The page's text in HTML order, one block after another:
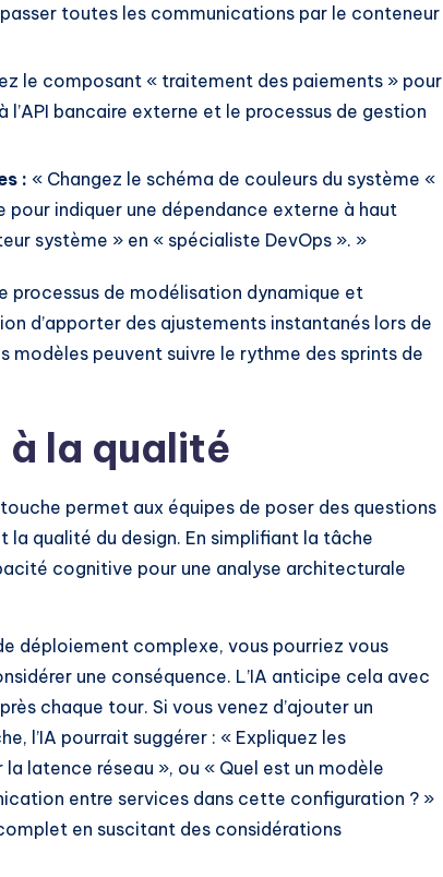
toutes les communications par le conteneur
le composant « traitement des paiements » pour
l’API bancaire externe et le processus de gestion
: « Changez le schéma de couleurs du système «
indiquer une dépendance externe à haut
système » en « spécialiste DevOps ». »
de modélisation dynamique et
d’apporter des ajustements instantanés lors de
modèles peuvent suivre le rythme des sprints de
la qualité
permet aux équipes de poser des questions
la qualité du design. En simplifiant la tâche
cognitive pour une analyse architecturale
déploiement complexe, vous pourriez vous
une conséquence. L’IA anticipe cela avec
chaque tour. Si vous venez d’ajouter un
l’IA pourrait suggérer : « Expliquez les
latence réseau », ou « Quel est un modèle
entre services dans cette configuration ? »
en suscitant des considérations